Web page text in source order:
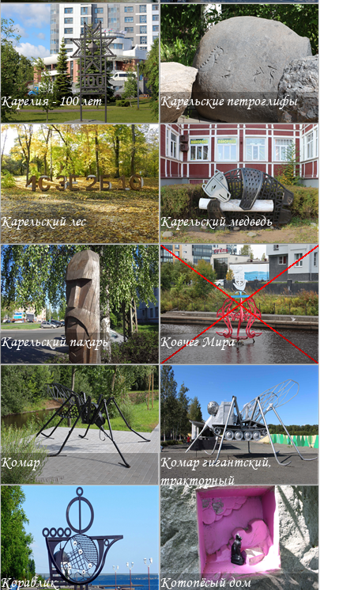
Карелия - 100 лет Карельские петроглифы
Карельский лес Карельский медведь
Карельский пахарь Ковчег Мира
Комар
Комар гигантский,
тракторный
Кораблик Котопёсый дом